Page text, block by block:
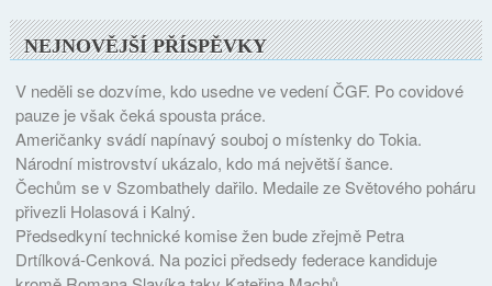
NEJNOVĚJŠÍ PŘÍSPĚVKY
V neděli se dozvíme, kdo usedne ve vedení ČGF. Po covidové
pauze je však čeká spousta práce.
Američanky svádí napínavý souboj o místenky do Tokia.
Národní mistrovství ukázalo, kdo má největší šance.
Čechům se v Szombathely dařilo. Medaile ze Světového poháru
přivezli Holasová i Kalný.
Předsedkyní technické komise žen bude zřejmě Petra
Drtílková-Cenková. Na pozici předsedy federace kandiduje